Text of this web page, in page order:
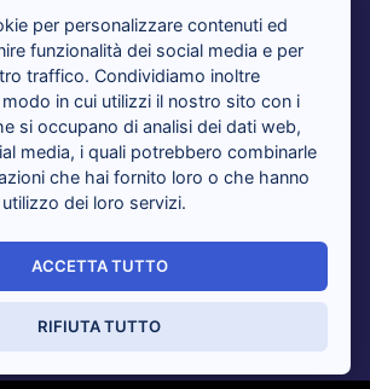
CARTOMANTI
per te: il consulto per cambiare
in arrivo: i cartomanti rispondono
risolvono i tuoi dubbi con i Tarocchi:
per personalizzare contenuti ed
funzionalità dei social media e per
traffico. Condividiamo inoltre
in cui utilizzi il nostro sito con i
si occupano di analisi dei dati web,
media, i quali potrebbero combinarle
che hai fornito loro o che hanno
dei loro servizi.
ACCETTA TUTTO
RIFIUTA TUTTO